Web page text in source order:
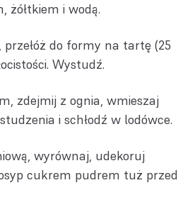
żółtkiem i wodą.
do formy na tartę (25
Wystudź.
zdejmij z ognia, wmieszaj
i schłodź w lodówce.
wyrównaj, udekoruj
cukrem pudrem tuż przed